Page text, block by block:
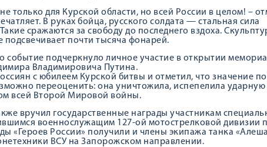
только для Курской области, но всей России в целом! –
В руках бойца, русского солдата — стальная сила
сражаются за свободу до последнего вздоха.
подсвечивает почти тысяча фонарей.
событие подчеркнуло личное участие в открытии
Владимировича Путина.
с юбилеем Курской битвы и отметил, что значение
переоценить: она уничтожила, испепелила
всей Второй Мировой войны.
вручил государственные награды участникам
военнослужащим 127-ой мотострелковой дивизии
«Героев России» получили и члены экипажа танка
ВСУ на Запорожском направлении.